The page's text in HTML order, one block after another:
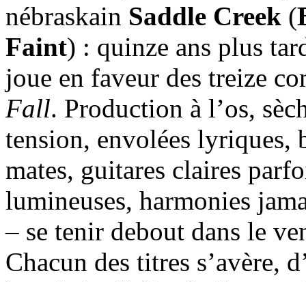
nébraskain Saddle Creek (
Faint) : quinze ans plus
joue en faveur des treize
Fall. Production à l’os,
tension, envolées lyriques,
mates, guitares claires
lumineuses, harmonies
– se tenir debout dans le
Chacun des titres s’avère,